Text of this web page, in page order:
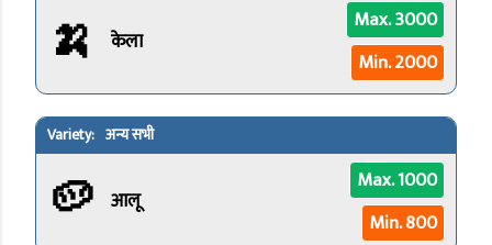
🍌 केला
Max. 3000
Min. 2000
अन्य सभी
🥔 आलू
Max. 1000
Min. 800